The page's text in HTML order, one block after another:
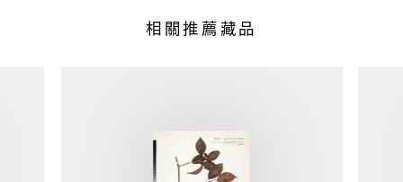
相關推薦藏品